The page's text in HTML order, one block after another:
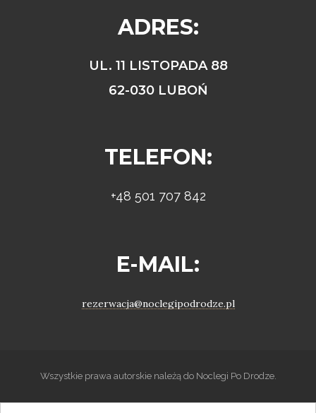
ADRES:
UL. 11 LISTOPADA 88
62-030 LUBOŃ
TELEFON:
+48 501 707 842
E-MAIL:
rezerwacja@noclegipodrodze.pl
Wszystkie prawa autorskie należą do Noclegi Po Drodze.